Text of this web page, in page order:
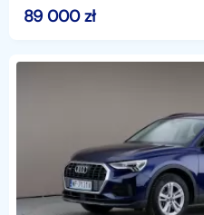
auto garażowane, właściciel
89 000zł